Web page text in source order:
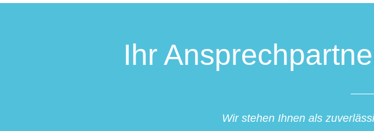
Ihr
Wir stehen Ihnen als